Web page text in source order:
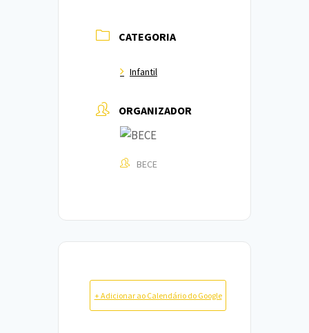
CATEGORIA
Infantil
ORGANIZADOR
BECE
+ Adicionar ao Calendário do Google